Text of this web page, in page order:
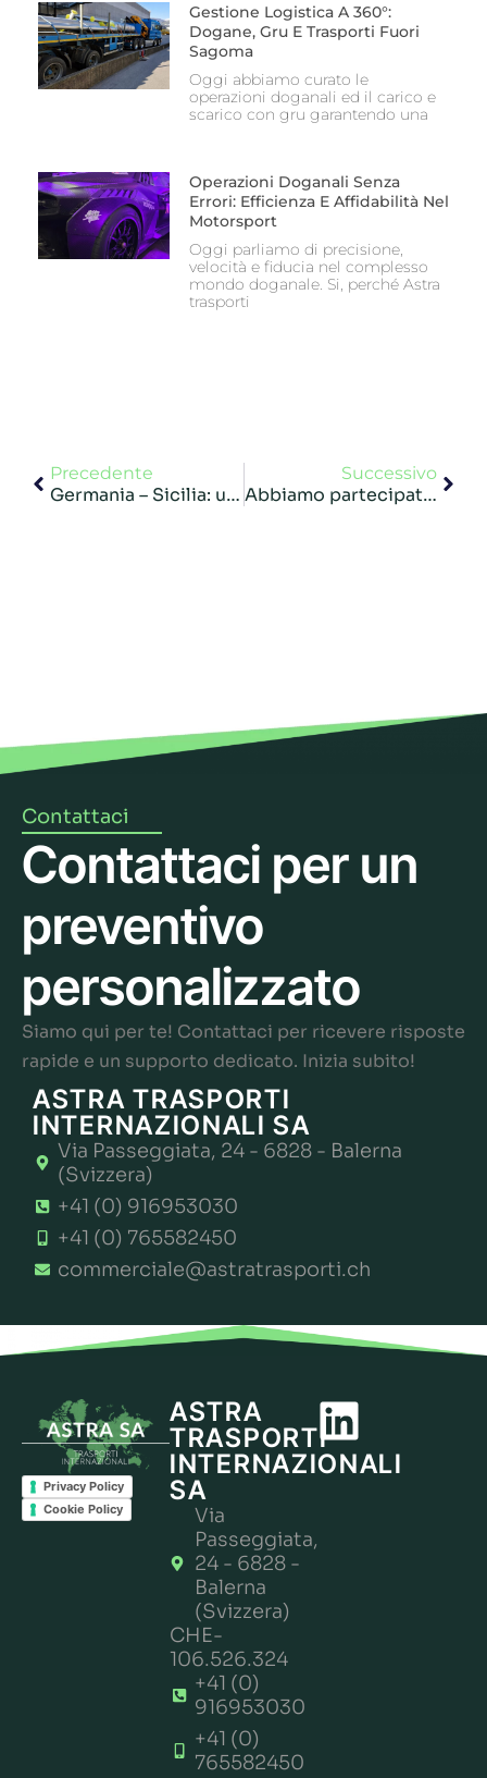
Gestione Logistica A 360°:
Dogane, Gru E Trasporti Fuori
Sagoma
Oggi abbiamo curato le
operazioni doganali ed il carico e
scarico con gru garantendo una
Operazioni Doganali Senza
Errori: Efficienza E Affidabilità Nel
Motorsport
Oggi parliamo di precisione,
velocità e fiducia nel complesso
mondo doganale. Si, perché Astra
trasporti
Precedente
Germania – Sicilia: un trasporto da non sbagliare
Successivo
Abbiamo partecipato al GIS di Piacenza Fiere: un’occasione preziosa per rivedere tanti collaboratori che, dopo anni di cammino insieme, preferiamo chiamare amici.
Contattaci
Contattaci per un
preventivo
personalizzato
Siamo qui per te! Contattaci per ricevere risposte
rapide e un supporto dedicato. Inizia subito!
ASTRA TRASPORTI
INTERNAZIONALI SA
Via Passeggiata, 24 - 6828 - Balerna
(Svizzera)
+41 (0) 916953030
+41 (0) 765582450
commerciale@astratrasporti.ch
Privacy Policy
Cookie Policy
ASTRA
TRASPORTI
INTERNAZIONALI
SA
Via
Passeggiata,
24 - 6828 -
Balerna
(Svizzera)
CHE-
106.526.324
+41 (0)
916953030
+41 (0)
765582450